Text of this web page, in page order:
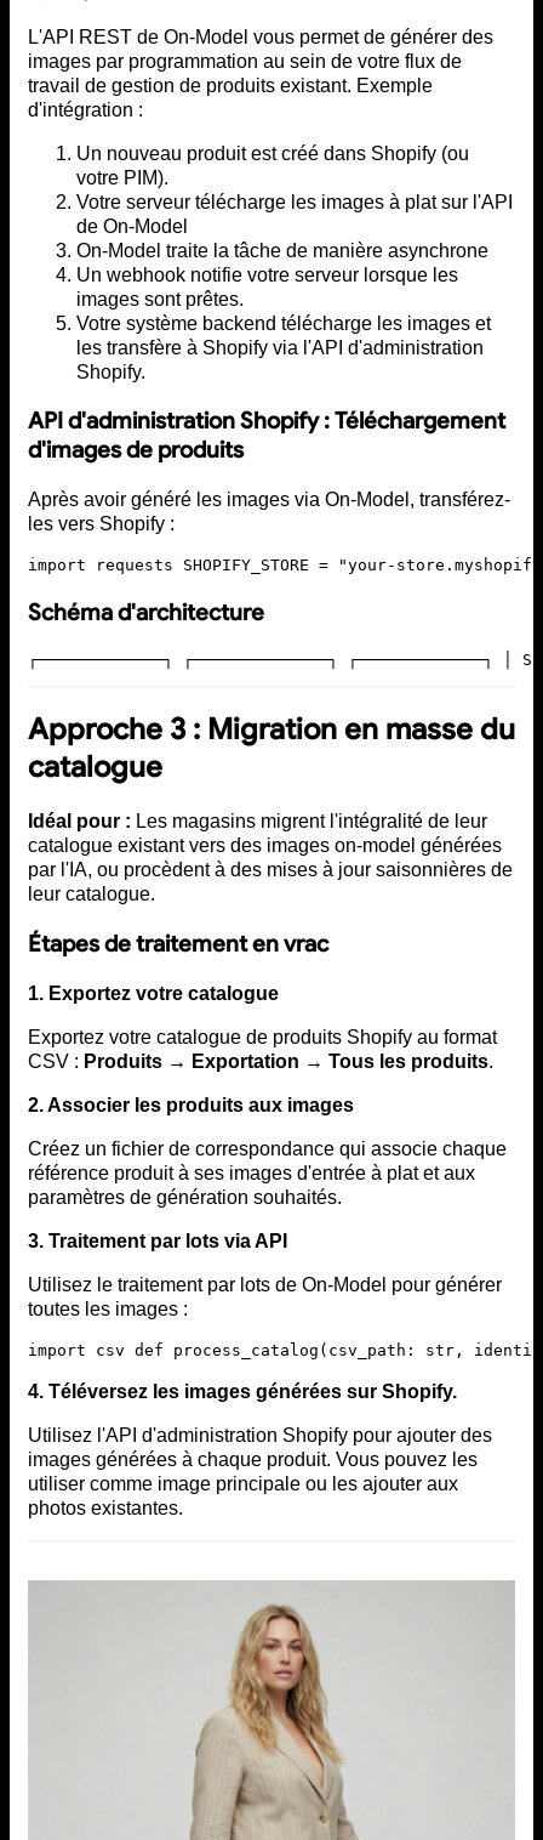
L'API REST de On-Model vous permet de générer des
images par programmation au sein de votre flux de
travail de gestion de produits existant. Exemple
d'intégration :
Un nouveau produit est créé dans Shopify (ou
votre PIM).
Votre serveur télécharge les images à plat sur l'API
de On-Model
On-Model traite la tâche de manière asynchrone
Un webhook notifie votre serveur lorsque les
images sont prêtes.
Votre système backend télécharge les images et
les transfère à Shopify via l'API d'administration
Shopify.
API d'administration Shopify : Téléchargement
d'images de produits
Après avoir généré les images via On-Model, transférez-
les vers Shopify :
import requests SHOPIFY_STORE = "your-
Schéma d'architecture
┌─────────────┐ ┌──────────────┐
Approche 3 : Migration en masse du
catalogue
Idéal pour : Les magasins migrent l'intégralité de leur
catalogue existant vers des images on-model générées
par l'IA, ou procèdent à des mises à jour saisonnières de
leur catalogue.
Étapes de traitement en vrac
1. Exportez votre catalogue
Exportez votre catalogue de produits Shopify au format
CSV : Produits → Exportation → Tous les produits.
2. Associer les produits aux images
Créez un fichier de correspondance qui associe chaque
référence produit à ses images d'entrée à plat et aux
paramètres de génération souhaités.
3. Traitement par lots via API
Utilisez le traitement par lots de On-Model pour générer
toutes les images :
import csv def process_catalog(csv_path: str,
4. Téléversez les images générées sur Shopify.
Utilisez l'API d'administration Shopify pour ajouter des
images générées à chaque produit. Vous pouvez les
utiliser comme image principale ou les ajouter aux
photos existantes.